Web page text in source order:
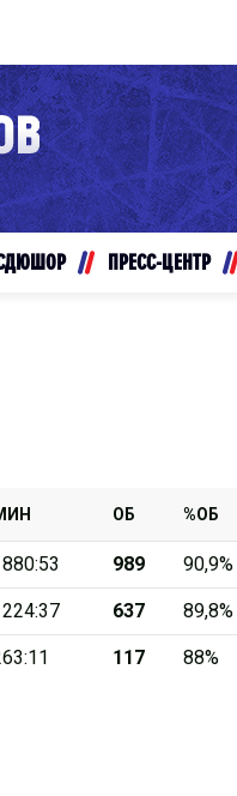
«Восток»
Рыси
ПРЕСС-ЦЕНТР
ОБ %ОБ
989 90,9%
637 89,8%
117 88%